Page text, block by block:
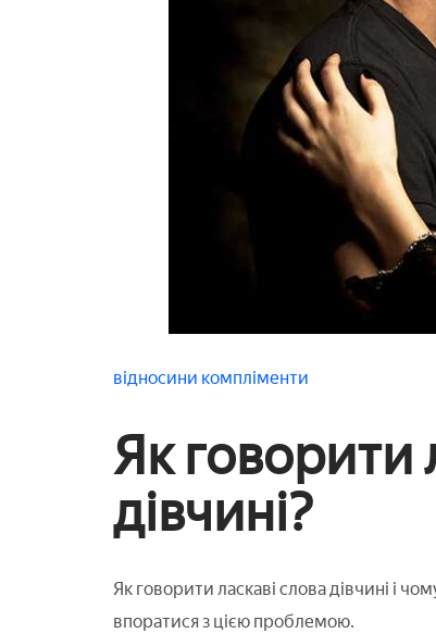
відносини компліменти
Як говорити
дівчині?
Як говорити ласкаві слова дівчині і
впоратися з цією проблемою.